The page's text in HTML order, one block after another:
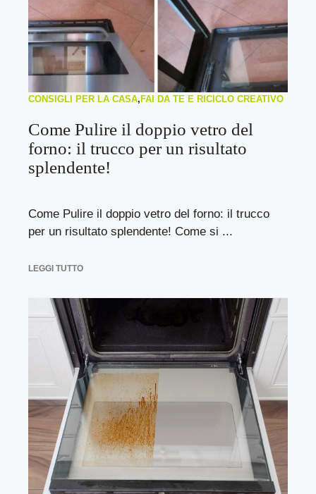
CONSIGLI PER LA CASA, FAI DA TE E RICICLO CREATIVO
Come Pulire il doppio vetro del
forno: il trucco per un risultato
splendente!
Come Pulire il doppio vetro del forno: il trucco
per un risultato splendente! Come si ...
LEGGI TUTTO